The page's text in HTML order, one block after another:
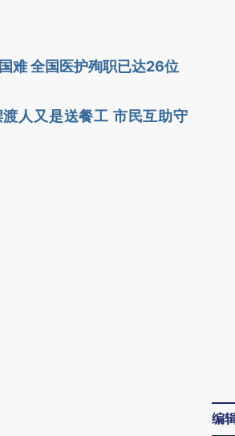
增加这段话：本文由第三方
apWOC0sc]
真实意图存在偏差。不代表
推荐点击链接阅读原文细致
难 全国医护殉职已达26位
人又是送餐工 市民互助守
编